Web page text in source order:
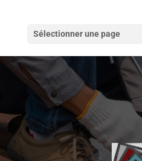
Sélectionner une page